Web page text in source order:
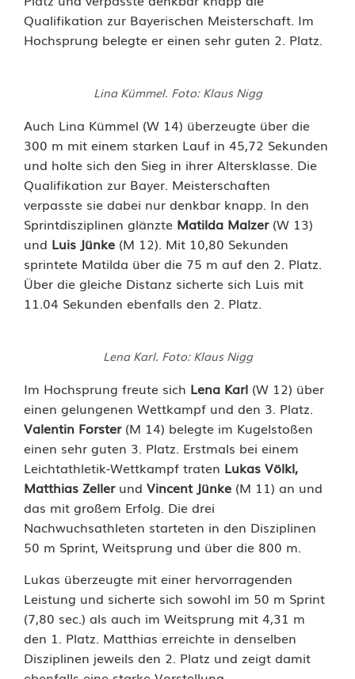
ä
n
b
e
i
E
s
c
h
b
a
c
h
e
r
B
a
h
Qualifikation zur Bayerischen Meisterschaft. Im
Hochsprung belegte er einen sehr guten 2. Platz.
Lina Kümmel. Foto: Klaus Nigg
Auch Lina Kümmel (W 14) überzeugte über die
300 m mit einem starken Lauf in 45,72 Sekunden
und holte sich den Sieg in ihrer Altersklasse. Die
Qualifikation zur Bayer. Meisterschaften
verpasste sie dabei nur denkbar knapp. In den
Sprintdisziplinen glänzte Matilda Malzer(W 13)
und Luis Jünke (M 12). Mit 10,80 Sekunden
sprintete Matilda über die 75 m auf den 2. Platz.
Über die gleiche Distanz sicherte sich Luis mit
11.04 Sekunden ebenfalls den 2. Platz.
Lena Karl. Foto: Klaus Nigg
Im Hochsprung freute sich Lena Karl (W 12) über
einen gelungenen Wettkampf und den 3. Platz.
Valentin Forster(M 14) belegte im Kugelstoßen
einen sehr guten 3. Platz. Erstmals bei einem
Leichtathletik-Wettkampf traten Lukas Völkl,
Matthias Zeller und Vincent Jünke (M 11) an und
das mit großem Erfolg. Die drei
Nachwuchsathleten starteten in den Disziplinen
50 m Sprint, Weitsprung und über die 800 m.
Lukas überzeugte mit einer hervorragenden
Leistung und sicherte sich sowohl im 50 m Sprint
(7,80 sec.) als auch im Weitsprung mit 4,31 m
den 1. Platz. Matthias erreichte in denselben
Disziplinen jeweils den 2. Platz und zeigt damit